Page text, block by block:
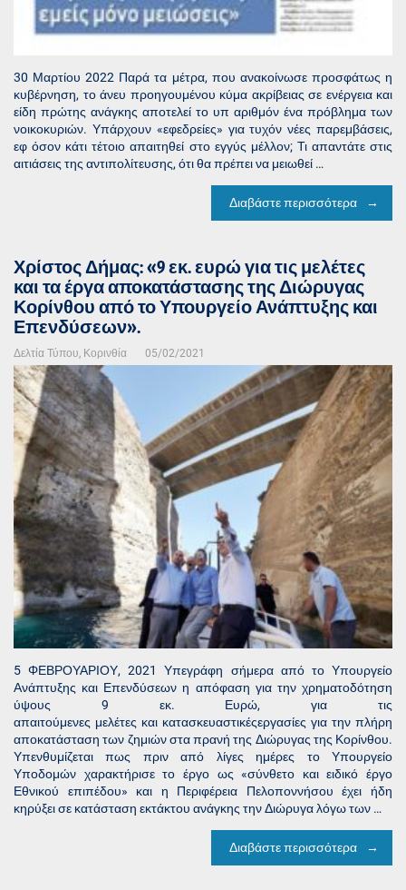
30 Μαρτίου 2022 Παρά τα μέτρα, που ανακοίνωσε προσφάτως η
κυβέρνηση, το άνευ προηγουμένου κύμα ακρίβειας σε ενέργεια και
είδη πρώτης ανάγκης αποτελεί το υπ αριθμόν ένα πρόβλημα των
νοικοκυριών. Υπάρχουν «εφεδρείες» για τυχόν νέες παρεμβάσεις,
εφ όσον κάτι τέτοιο απαιτηθεί στο εγγύς μέλλον; Τι απαντάτε στις
αιτιάσεις της αντιπολίτευσης, ότι θα πρέπει να μειωθεί …
Διαβάστε περισσότερα
Χρίστος Δήμας: «9 εκ. ευρώ για τις μελέτες
και τα έργα αποκατάστασης της Διώρυγας
Κορίνθου από το Υπουργείο Ανάπτυξης και
Επενδύσεων».
Δελτία Τύπου, Κορινθία 05/02/2021
5 ΦΕΒΡΟΥΑΡΙΟΥ, 2021 Υπεγράφη σήμερα από το Υπουργείο
Ανάπτυξης και Επενδύσεων η απόφαση για την χρηματοδότηση
ύψους 9 εκ. Ευρώ, για τις
απαιτούμενες μελέτες και κατασκευαστικέςεργασίες για την πλήρη
αποκατάσταση των ζημιών στα πρανή της Διώρυγας της Κορίνθου.
Υπενθυμίζεται πως πριν από λίγες ημέρες το Υπουργείο
Υποδομών χαρακτήρισε το έργο ως «σύνθετο και ειδικό έργο
Εθνικού επιπέδου» και η Περιφέρεια Πελοποννήσου έχει ήδη
κηρύξει σε κατάσταση εκτάκτου ανάγκης την Διώρυγα λόγω των …
Διαβάστε περισσότερα